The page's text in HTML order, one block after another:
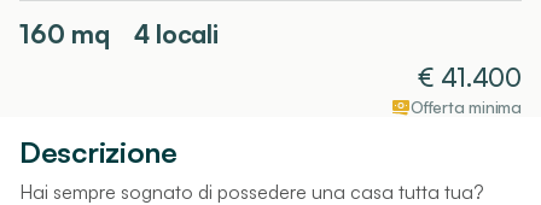
160 mq
4 locali
€ 41.400
Offerta minima
Descrizione
Hai sempre sognato di possedere una casa tutta tua?